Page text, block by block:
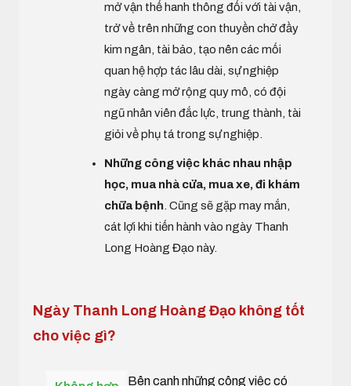
mở vận thế hanh thông đối với tài vận,
trở về trên những con thuyền chở đầy
kim ngân, tài bảo, tạo nên các mối
quan hệ hợp tác lâu dài, sự nghiệp
ngày càng mở rộng quy mô, có đội
ngũ nhân viên đắc lực, trung thành, tài
giỏi về phụ tá trong sự nghiệp.
Những công việc khác nhau nhập
học, mua nhà cửa, mua xe, đi khám
chữa bệnh . Cũng sẽ gặp may mắn,
cát lợi khi tiến hành vào ngày Thanh
Long Hoàng Đạo này.
Ngày Thanh Long Hoàng Đạo không tốt
cho việc gì?
Bên cạnh những công việc có